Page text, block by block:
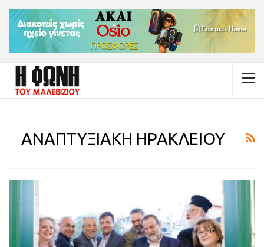
ΑΝΑΠΤΥΞΙΑΚΗ ΗΡΑΚΛΕΙΟΥ